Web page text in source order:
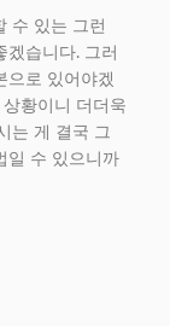
수 있는 그런
겠습니다. 그러
으로 있어야겠
황이니 더더욱
는 게 결국 그
일 수 있으니까